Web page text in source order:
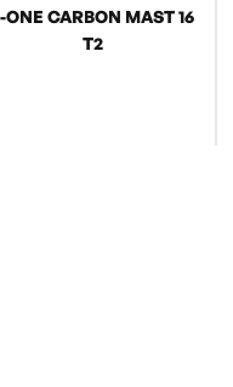
ONE CARBON MAST 16
T2